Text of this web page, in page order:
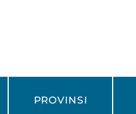
PROVINSI